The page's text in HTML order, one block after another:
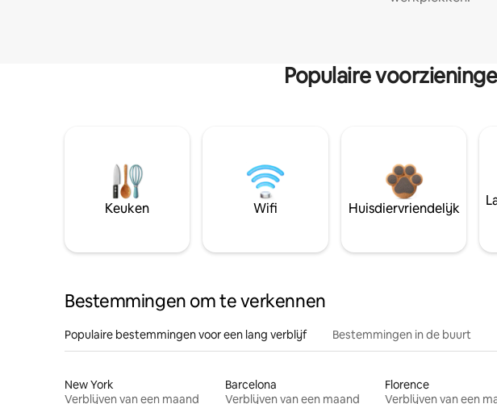
Populaire
Keuken Wifi Huisdiervriendelijk
Bestemmingen om te verkennen
Populaire bestemmingen voor een lang verblijf Bestemmingen in de buurt
New York
Verblijven van een maand
Barcelona
Verblijven van een maand
Florence
Verblijven van een